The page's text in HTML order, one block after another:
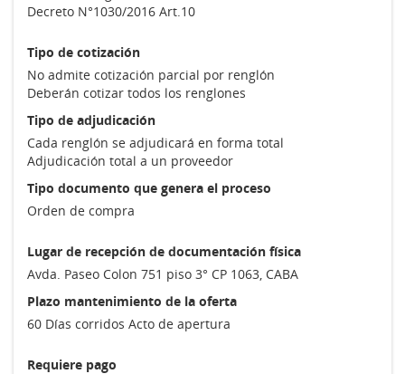
Decreto N°1030/2016 Art.10
Tipo de cotización
No admite cotización parcial por renglón
Deberán cotizar todos los renglones
Tipo de adjudicación
Cada renglón se adjudicará en forma total
Adjudicación total a un proveedor
Tipo documento que genera el proceso
Orden de compra
Lugar de recepción de documentación física
Avda. Paseo Colon 751 piso 3° CP 1063, CABA
Plazo mantenimiento de la oferta
60 Días corridos Acto de apertura
Requiere pago